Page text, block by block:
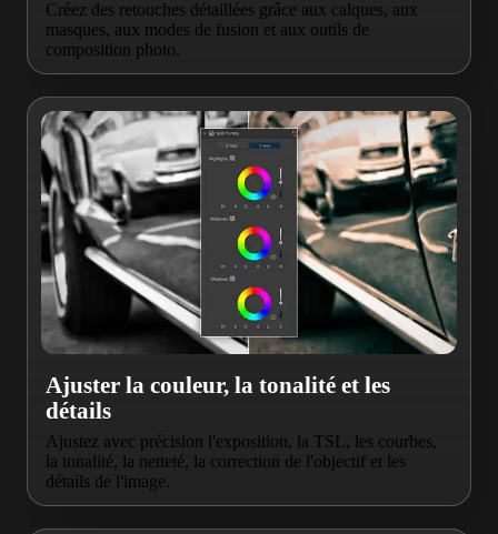
Créez des retouches détaillées grâce aux calques, aux
masques, aux modes de fusion et aux outils de
composition photo.
Ajuster la couleur, la tonalité et les
détails
Ajustez avec précision l'exposition, la TSL, les courbes,
la tonalité, la netteté, la correction de l'objectif et les
détails de l'image.